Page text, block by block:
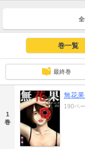
巻一覧
最終巻
1
巻
無花
190ペ